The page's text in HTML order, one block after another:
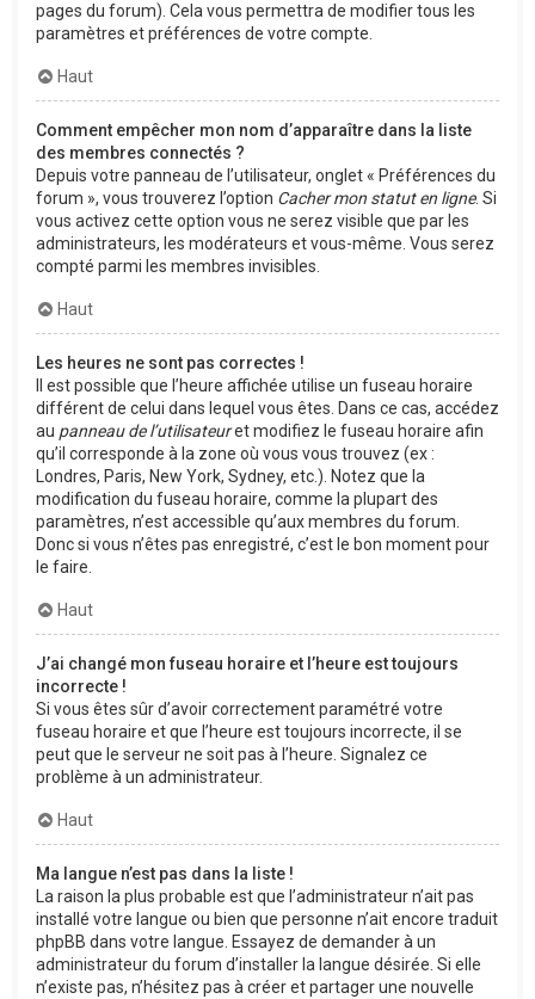
pages du forum). Cela vous permettra de modifier tous les
paramètres et préférences de votre compte.
Haut
Comment empêcher mon nom d’apparaître dans la liste
des membres connectés ?
Depuis votre panneau de l’utilisateur, onglet « Préférences du
forum », vous trouverez l’option Cacher mon statut en ligne. Si
vous activez cette option vous ne serez visible que par les
administrateurs, les modérateurs et vous-même. Vous serez
compté parmi les membres invisibles.
Haut
Les heures ne sont pas correctes !
Il est possible que l’heure affichée utilise un fuseau horaire
différent de celui dans lequel vous êtes. Dans ce cas, accédez
au panneau de l’utilisateuret modifiez le fuseau horaire afin
qu’il corresponde à la zone où vous vous trouvez (ex :
Londres, Paris, New York, Sydney, etc.). Notez que la
modification du fuseau horaire, comme la plupart des
paramètres, n’est accessible qu’aux membres du forum.
Donc si vous n’êtes pas enregistré, c’est le bon moment pour
le faire.
Haut
J’ai changé mon fuseau horaire et l’heure est toujours
incorrecte !
Si vous êtes sûr d’avoir correctement paramétré votre
fuseau horaire et que l’heure est toujours incorrecte, il se
peut que le serveur ne soit pas à l’heure. Signalez ce
problème à un administrateur.
Haut
Ma langue n’est pas dans la liste !
La raison la plus probable est que l’administrateur n’ait pas
installé votre langue ou bien que personne n’ait encore traduit
phpBB dans votre langue. Essayez de demander à un
administrateur du forum d’installer la langue désirée. Si elle
n’existe pas, n’hésitez pas à créer et partager une nouvelle